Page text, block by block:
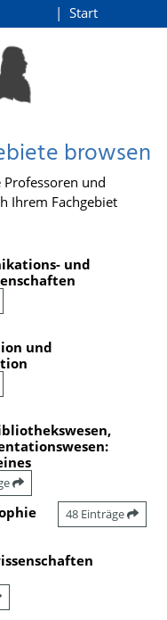
Start
browsen
und
Ihrem Fachgebiet
und
und
48 Einträge